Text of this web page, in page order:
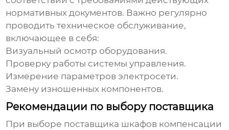
нормативных документов. Важно регулярно
проводить техническое обслуживание,
включающее в себя:
Визуальный осмотр оборудования.
Проверку работы системы управления.
Измерение параметров электросети.
Замену изношенных компонентов.
Рекомендации по выбору поставщика
При выборе поставщика шкафов компенсации